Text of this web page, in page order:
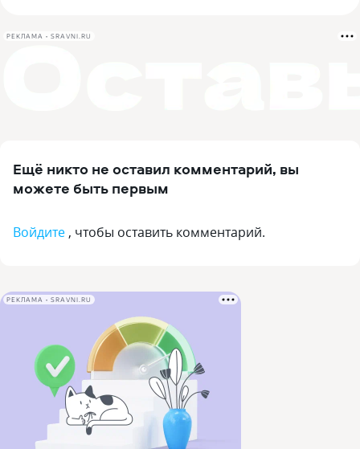
РЕКЛАМА • SRAVNI.RU
Ещё никто не оставил комментарий, вы
можете быть первым
Войдите , чтобы оставить комментарий.
РЕКЛАМА • SRAVNI.RU